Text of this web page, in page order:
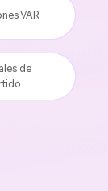
VAR
de